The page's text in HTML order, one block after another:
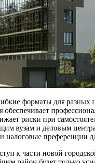
форматы для разных
риски при
вузам и деловым
налоговые преференции
к части новой